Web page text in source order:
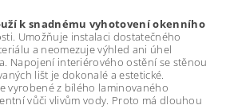
k snadnému vyhotovení okenního
Umožňuje instalaci dostatečného
a neomezuje výhled ani úhel
Napojení interiérového ostění se stěnou
lišt je dokonalé a estetické.
vyrobené z bílého laminovaného
vůči vlivům vody. Proto má dlouhou